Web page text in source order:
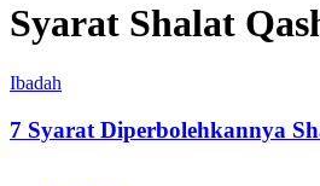
Syarat Shalat
Ibadah
7 Syarat Diperbolehkannya